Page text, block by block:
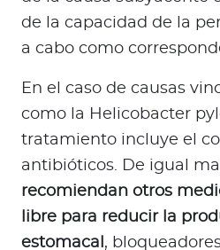
de la capacidad de la
a cabo como
En el caso de causas
como la Helicobacter
tratamiento incluye el
antibióticos. De igual
recomiendan otros
libre para reducir la
estomacal ,